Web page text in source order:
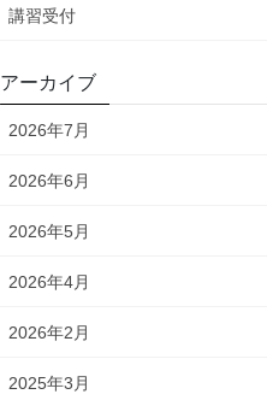
講習受付
アーカイブ
2026年7月
2026年6月
2026年5月
2026年4月
2026年2月
2025年3月